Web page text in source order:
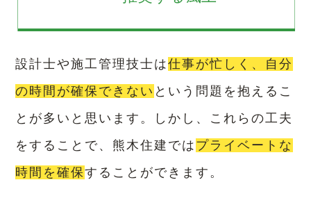
設計士や施工管理技士は仕事が忙しく、自分
の時間が確保できない という問題を抱えるこ
とが多いと思います。
しかし、これらの工夫
をすることで、熊木住建では プライベートな
時間を確保することができます。